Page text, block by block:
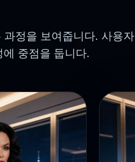
정을 보여줍니다. 사용자
중점을 둡니다.